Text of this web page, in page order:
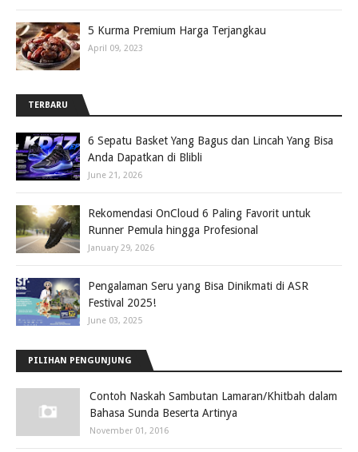
5 Kurma Premium Harga Terjangkau
April 09, 2023
TERBARU
6 Sepatu Basket Yang Bagus dan Lincah Yang Bisa
Anda Dapatkan di Blibli
June 21, 2026
Rekomendasi OnCloud 6 Paling Favorit untuk
Runner Pemula hingga Profesional
January 29, 2026
Pengalaman Seru yang Bisa Dinikmati di ASR
Festival 2025!
June 03, 2025
PILIHAN PENGUNJUNG
Contoh Naskah Sambutan Lamaran/Khitbah dalam
Bahasa Sunda Beserta Artinya
November 01, 2016